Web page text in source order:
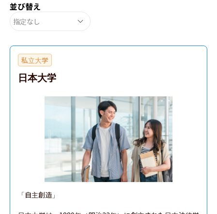
並び替え
指定なし
私立大学
日本大学
「自主創造」